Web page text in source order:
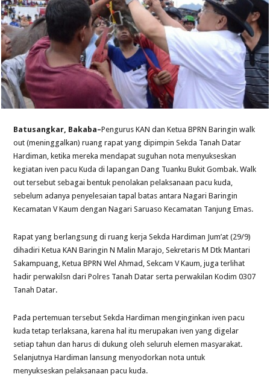
Batusangkar, Bakaba–Pengurus KAN dan Ketua BPRN Baringin walk
out (meninggalkan) ruang rapat yang dipimpin Sekda Tanah Datar
Hardiman, ketika mereka mendapat suguhan nota menyukseskan
kegiatan iven pacu Kuda di lapangan Dang Tuanku Bukit Gombak. Walk
out tersebut sebagai bentuk penolakan pelaksanaan pacu kuda,
sebelum adanya penyelesaian tapal batas antara Nagari Baringin
Kecamatan V Kaum dengan Nagari Saruaso Kecamatan Tanjung Emas.
Rapat yang berlangsung di ruang kerja Sekda Hardiman Jum’at (29/9)
dihadiri Ketua KAN Baringin N Malin Marajo, Sekretaris M Dtk Mantari
Sakampuang, Ketua BPRN Wel Ahmad, Sekcam V Kaum, juga terlihat
hadir perwakilsn dari Polres Tanah Datar serta perwakilan Kodim 0307
Tanah Datar.
Pada pertemuan tersebut Sekda Hardiman menginginkan iven pacu
kuda tetap terlaksana, karena hal itu merupakan iven yang digelar
setiap tahun dan harus di dukung oleh seluruh elemen masyarakat.
Selanjutnya Hardiman lansung menyodorkan nota untuk
menyukseskan pelaksanaan pacu kuda.